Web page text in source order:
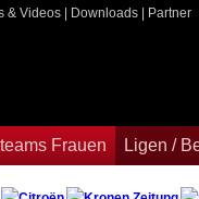
Frauen Ligen /
& Videos Downloads Partner